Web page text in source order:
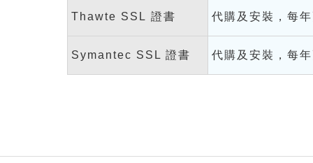
Thawte SSL 證書 代購及安裝，每
Symantec SSL 證書 代購及安裝，每